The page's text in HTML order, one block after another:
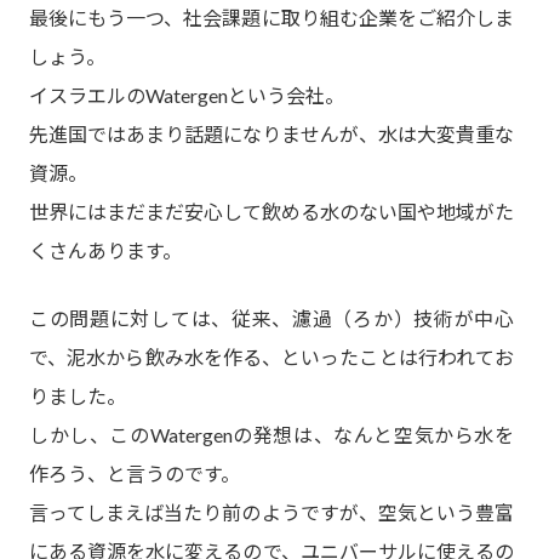
最後にもう一つ、社会課題に取り組む企業をご紹介しま
しょう。
イスラエルのWatergenという会社。
先進国ではあまり話題になりませんが、水は大変貴重な
資源。
世界にはまだまだ安心して飲める水のない国や地域がた
くさんあります。
この問題に対しては、従来、濾過（ろか）技術が中心
で、泥水から飲み水を作る、といったことは行われてお
りました。
しかし、このWatergenの発想は、なんと空気から水を
作ろう、と言うのです。
言ってしまえば当たり前のようですが、空気という豊富
にある資源を水に変えるので、ユニバーサルに使えるの